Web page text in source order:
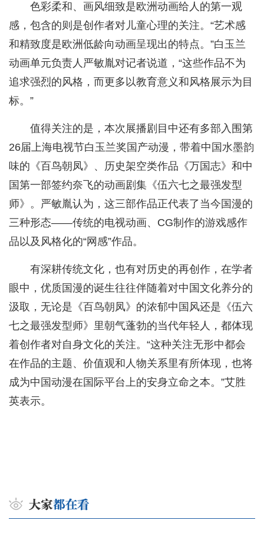
色彩柔和、画风细致是欧洲动画给人的第一观
感，包含的则是创作者对儿童心理的关注。“艺术感
和精致度是欧洲低龄向动画呈现出的特点。”白玉兰
动画单元负责人严敏胤对记者说道，“这些作品不为
追求强烈的风格，而更多以教育意义和风格展示为目
标。”
值得关注的是，本次展播剧目中还有多部入围第
26届上海电视节白玉兰奖国产动漫，带着中国水墨韵
味的《百鸟朝凤》、历史架空类作品《万国志》和中
国第一部签约奈飞的动画剧集《伍六七之最强发型
师》。严敏胤认为，这三部作品正代表了当今国漫的
三种形态——传统的电视动画、CG制作的游戏感作
品以及风格化的“网感”作品。
有深耕传统文化，也有对历史的再创作，在学者
眼中，优质国漫的诞生往往伴随着对中国文化养分的
汲取，无论是《百鸟朝凤》的浓郁中国风还是《伍六
七之最强发型师》里朝气蓬勃的当代年轻人，都体现
着创作者对自身文化的关注。“这种关注无形中都会
在作品的主题、价值观和人物关系里有所体现，也将
成为中国动漫在国际平台上的安身立命之本。”艾胜
英表示。